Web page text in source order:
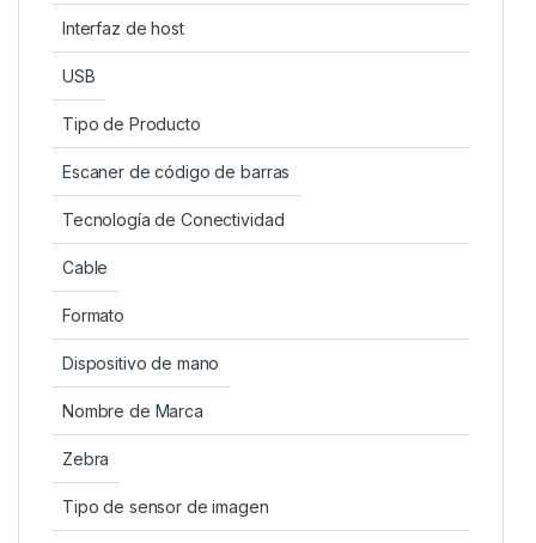
Interfaz de host
USB
Tipo de Producto
Escaner de código de barras
Tecnología de Conectividad
Cable
Formato
Dispositivo de mano
Nombre de Marca
Zebra
Tipo de sensor de imagen